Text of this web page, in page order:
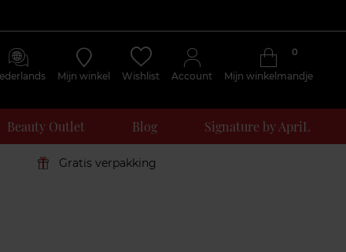
Mijn winkel Wishlist Account Mijn winkelmandje
0
Beauty Outlet Blog Signature by ApriL
Gratis verpakking